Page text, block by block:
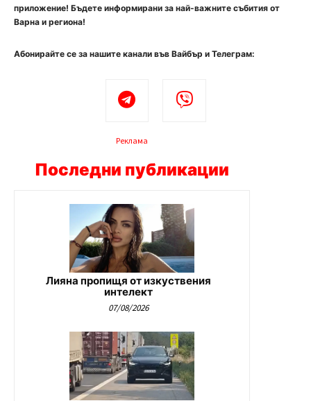
приложение! Бъдете информирани за най-важните събития от
Варна и региона!
Абонирайте се за нашите канали във Вайбър и Телеграм:
Реклама
Последни публикации
Лияна пропищя от изкуствения
интелект
07/08/2026